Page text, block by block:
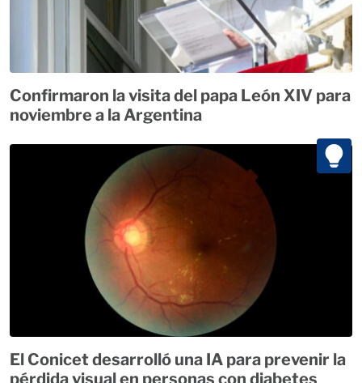
Confirmaron la visita del papa León XIV para
noviembre a la Argentina
El Conicet desarrolló una IA para prevenir la